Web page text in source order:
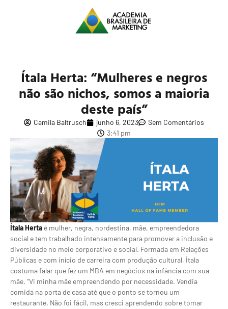
Ítala Herta: “Mulheres e negros
não são nichos, somos a maioria
deste país”
Camila Baltrusch junho 6, 2023
Sem Comentários
3:41 pm
Ítala Herta é mulher, negra, nordestina, mãe, empreendedora
social e tem trabalhado intensamente para promover a inclusão e
diversidade no meio corporativo e social. Formada em Relações
Públicas e com início de carreira com produção cultural, Ítala
costuma falar que fez um MBA em negócios na infância com sua
mãe. “Vi minha mãe empreendendo por necessidade. Vendia
comida na porta de casa até que o ponto se tornou um
restaurante. Não foi fácil, mas cresci aprendendo sobre tomar